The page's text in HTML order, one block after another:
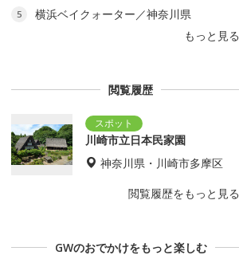
5
横浜ベイクォーター／神奈川県
もっと見る
閲覧履歴
川崎市立日本民家園
神奈川県・川崎市多摩区
閲覧履歴をもっと見る
GWのおでかけをもっと楽しむ